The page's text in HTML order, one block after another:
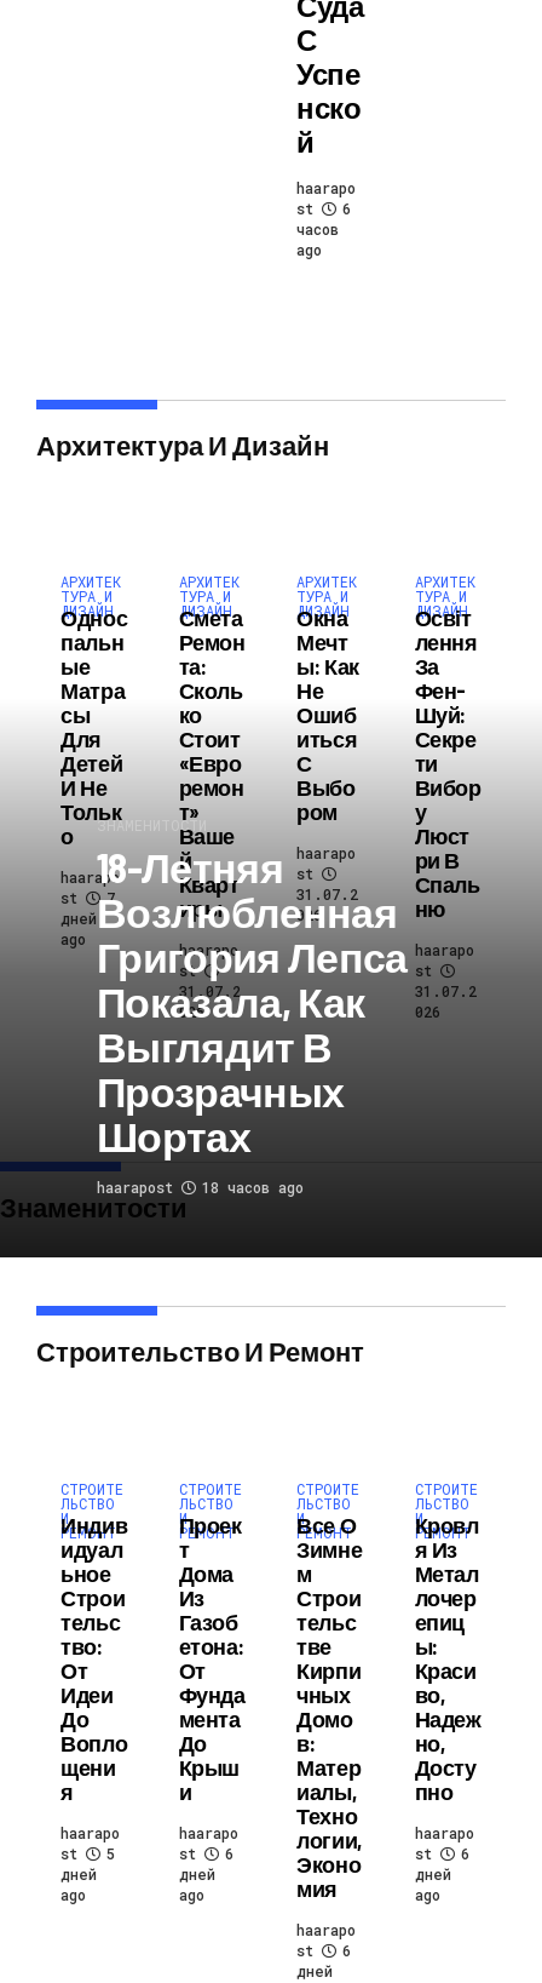
С
Успе
Нско
Й
haarapo
st
6
часов
ago
Архитектура И Дизайн
АРХИТЕК
ТУРА И
ДИЗАЙН
Однос
Пальн
Ые
Матра
Сы
Для
Детей
И Не
Тольк
О
haarapo
st
7
дней
ago
АРХИТЕК
ТУРА И
ДИЗАЙН
Смета
Ремон
Та:
Сколь
Ко
Стоит
«евро
Ремон
Т»
Ваше
Й
Кварт
Иры
haarapo
st
31.07.2
026
АРХИТЕК
ТУРА И
ДИЗАЙН
Окна
Мечт
Ы: Как
Не
Ошиб
Иться
С
Выбо
Ром
haarapo
st
31.07.2
026
АРХИТЕК
ТУРА И
ДИЗАЙН
Освіт
Лення
За
Фен-
Шуй:
Секре
Ти
Вибор
У
Люст
Ри В
Спаль
Ню
haarapo
st
31.07.2
026
Знаменитости
ЗНАМЕНИТОСТИ
18-Летняя
Возлюбленная
Григория Лепса
Показала, Как
Выглядит В
Прозрачных
Шортах
haarapost 18 часов ago
Строительство И Ремонт
СТРОИТЕ
ЛЬСТВО
И
РЕМОНТ
Индив
Идуал
Ьное
Строи
Тельс
Тво:
От
Идеи
До
Вопло
Щени
Я
haarapo
st
5
дней
ago
СТРОИТЕ
ЛЬСТВО
И
РЕМОНТ
Проек
Т
Дома
Из
Газоб
Етона:
От
Фунда
Мента
До
Крыш
И
haarapo
st
6
дней
ago
СТРОИТЕ
ЛЬСТВО
И
РЕМОНТ
Все О
Зимне
М
Строи
Тельс
Тве
Кирпи
Чных
Домо
В:
Матер
Иалы,
Техно
Логии,
Эконо
Мия
haarapo
st
6
дней
СТРОИТЕ
ЛЬСТВО
И
РЕМОНТ
Кровл
Я Из
Метал
Лочер
Епиц
Ы:
Краси
Во,
Надеж
Но,
Досту
Пно
haarapo
st
6
дней
ago